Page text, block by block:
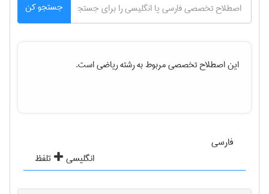
جستجو کن
این اصطلاح تخصصی مربوط به رشتهرياضیاست.
فارسی
انگلیسی
تلفظ